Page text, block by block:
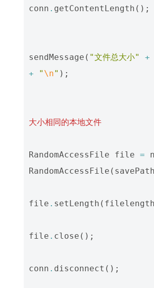
conn . getContentLength ();
sendMessage ( "文件总大小" +
+
" \n" );
大小相同的本地文件
RandomAccessFile file =
RandomAccessFile ( savePath
file . setLength ( filelength
file . close ();
conn . disconnect ();